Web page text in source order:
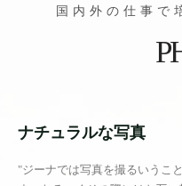
国内外の仕事で
ナチュラルな写真
"ジーナでは写真を撮るいうこ